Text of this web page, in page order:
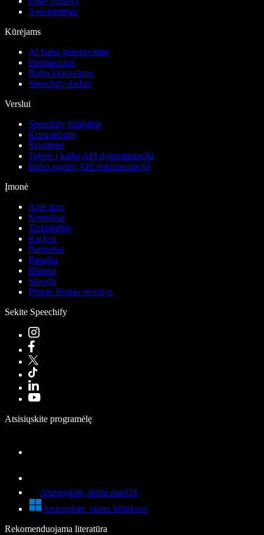
Atsisiuntimai
Kūrėjams
AI balsų generavimas
Dubliavimas
Balso klonavimas
Speechify darbui
Verslui
Speechify kūrėjams
Komandoms
Švietimui
Teksto į kalbą API dokumentacija
Balso agentų API dokumentacija
Įmonė
Apie mus
Kontaktai
Tinklaraštis
Karjera
Partneriai
Pagalba
Būsena
Spauda
Prekės ženklo rinkinys
Sekite Speechify
Atsisiųskite programėlę
Atsisiųskite, skirta macOS
Atsisiųskite, skirta Windows
Rekomenduojama literatūra